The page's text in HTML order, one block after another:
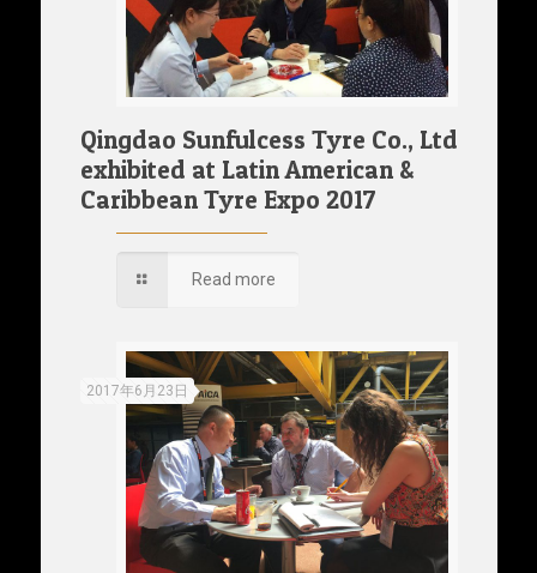
Qingdao Sunfulcess Tyre Co., Ltd
exhibited at Latin American &
Caribbean Tyre Expo 2017
Read more
2017年6月23日